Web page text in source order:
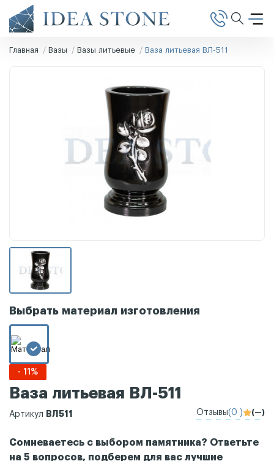
Главная Вазы Вазы литьевые Ваза литьевая ВЛ-511
Выбрать материал изготовления
- 11%
Ваза литьевая ВЛ-511
Артикул ВЛ511 Отзывы(0 ) (—)
Сомневаетесь с выбором памятника? Ответьте
на 5 вопросов, подберем для вас лучшие